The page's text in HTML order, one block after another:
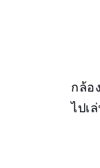
กล้อ
ไปเ